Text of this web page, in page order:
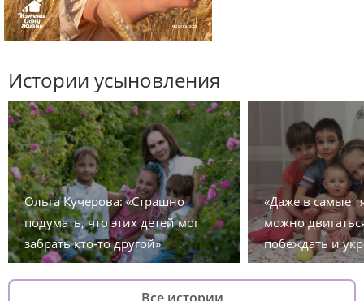
Истории усыновления
Ольга Кучерова: «Страшно
подумать, что этих детей мог
забрать кто-то другой»
«Даже в самые
можно
побеждать и